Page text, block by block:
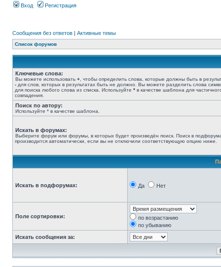
Вход Регистрация
Сообщения без ответов | Активные темы
Список форумов
Ключевые слова:
Вы можете использовать + , чтобы определить слова, которые должны быть в
- для слов, которых в результатах быть не должно. Вы можете разделить слова
для поиска любого слова из списка. Используйте * в качестве шаблона для
совпадения.
Поиск по автору:
Используйте * в качестве шаблона.
Искать в форумах:
Выберите форум или форумы, в которых будет произведён поиск. Поиск в
производится автоматически, если вы не отключили соответствующую опцию ниже.
Искать в подфорумах: Да Нет
Поле сортировки:
по возрастанию
по убыванию
Искать сообщения за: